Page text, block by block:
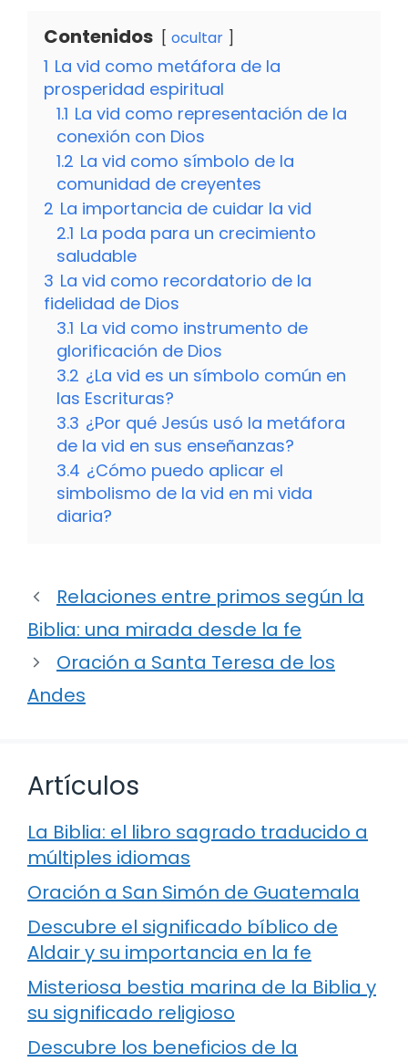
Contenidos ocultar
1 La vid como metáfora de la
prosperidad espiritual
1.1 La vid como representación de la
conexión con Dios
1.2 La vid como símbolo de la
comunidad de creyentes
2 La importancia de cuidar la vid
2.1 La poda para un crecimiento
saludable
3 La vid como recordatorio de la
fidelidad de Dios
3.1 La vid como instrumento de
glorificación de Dios
3.2 ¿La vid es un símbolo común en
las Escrituras?
3.3 ¿Por qué Jesús usó la metáfora
de la vid en sus enseñanzas?
3.4 ¿Cómo puedo aplicar el
simbolismo de la vid en mi vida
diaria?
Relaciones entre primos según la
Biblia: una mirada desde la fe
Oración a Santa Teresa de los
Andes
Artículos
La Biblia: el libro sagrado traducido a
múltiples idiomas
Oración a San Simón de Guatemala
Descubre el significado bíblico de
Aldair y su importancia en la fe
Misteriosa bestia marina de la Biblia y
su significado religioso
Descubre los beneficios de la